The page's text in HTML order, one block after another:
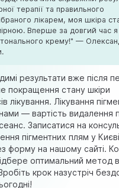
терапії та правильного
лікарем, моя шкіра
Вперше за довгий час я
крему!" —
результати вже після
покращення стану шкіри
лікування. Лікування
— вартість видалення
Записатися на
пігментних плям у
форму на нашому сайті.
оптимальний метод
крок назустріч